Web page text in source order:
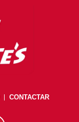
CONTACTAR